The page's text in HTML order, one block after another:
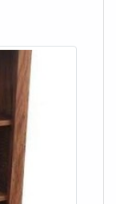
como
possíveis pelo
qualidade onde
para
somados a um
de ponta a